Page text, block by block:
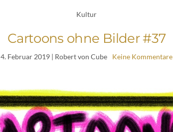
Kultur
Cartoons ohne Bilder #37
4. Februar 2019 | Robert von Cube Keine Kommentare